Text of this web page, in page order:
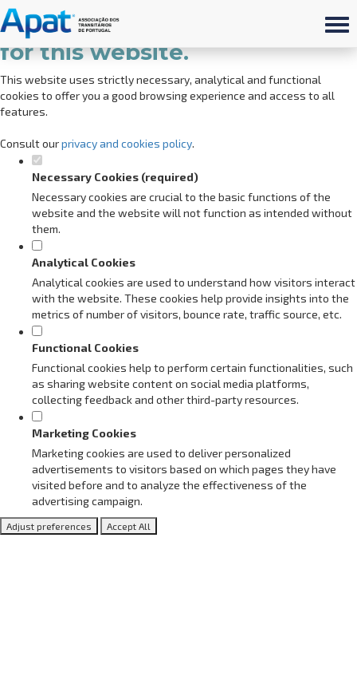
Set your cookie preferences
for this website.
This website uses strictly necessary, analytical and functional
cookies to offer you a good browsing experience and access to all
features.
Consult ourprivacy and cookies policy.
Necessary Cookies (required)
Necessary cookies are crucial to the basic functions of the
website and the website will not function as intended without
them.
Analytical Cookies
Analytical cookies are used to understand how visitors interact
with the website. These cookies help provide insights into the
metrics of number of visitors, bounce rate, traffic source, etc.
Functional Cookies
Functional cookies help to perform certain functionalities, such
as sharing website content on social media platforms,
collecting feedback and other third-party resources.
Marketing Cookies
Marketing cookies are used to deliver personalized
advertisements to visitors based on which pages they have
visited before and to analyze the effectiveness of the
advertising campaign.
Adjust preferences Accept All